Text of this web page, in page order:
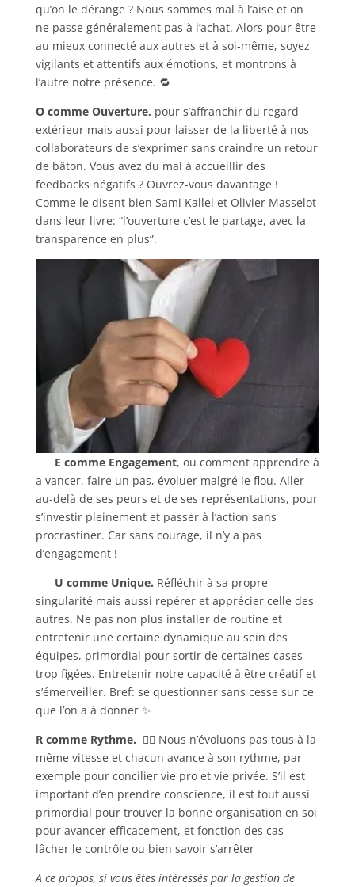
qu’on le dérange ? Nous sommes mal à l’aise et on
ne passe généralement pas à l’achat. Alors pour être
au mieux connecté aux autres et à soi-même, soyez
vigilants et attentifs aux émotions, et montrons à
l’autre notre présence. 🔁
O comme Ouverture, pour s’affranchir du regard
extérieur mais aussi pour laisser de la liberté à nos
collaborateurs de s’exprimer sans craindre un retour
de bâton. Vous avez du mal à accueillir des
feedbacks négatifs ? Ouvrez-vous davantage !
Comme le disent bien Sami Kallel et Olivier Masselot
dans leur livre: “l’ouverture c’est le partage, avec la
transparence en plus”.
E comme Engagement, ou comment apprendre à
a vancer, faire un pas, évoluer malgré le flou. Aller
au-delà de ses peurs et de ses représentations, pour
s’investir pleinement et passer à l’action sans
procrastiner. Car sans courage, il n’y a pas
d’engagement !
U comme Unique. Réfléchir à sa propre
singularité mais aussi repérer et apprécier celle des
autres. Ne pas non plus installer de routine et
entretenir une certaine dynamique au sein des
équipes, primordial pour sortir de certaines cases
trop figées. Entretenir notre capacité à être créatif et
s’émerveiller. Bref: se questionner sans cesse surce
que l’on a à donner ✨
R comme Rythme. 🏃‍♂️ Nous n’évoluons pas tous à la
même vitesse et chacun avance à son rythme, par
exemple pour concilier vie pro et vie privée. S’il est
important d’en prendre conscience, il est tout aussi
primordial pour trouver la bonne organisation en soi
pour avancer efficacement, et fonction des cas
lâcher le contrôle ou bien savoir s’arrêter
A ce propos, si vous êtes intéressés par la gestion de